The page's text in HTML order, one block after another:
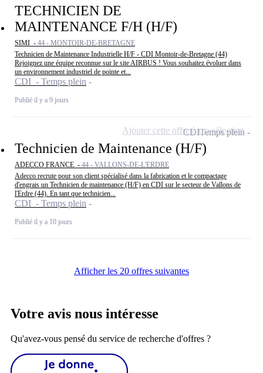
TECHNICIEN DE
MAINTENANCE F/H (H/F)
SIMI - 44 - MONTOIR-DE-BRETAGNE
Technicien de Maintenance Industrielle H/F - CDI Montoir-de-Bretagne (44)
Rejoignez une équipe reconnue sur le site AIRBUS ! Vous souhaitez évoluer dans
un environnement industriel de pointe et...
CDI - Temps plein
Publié il y a 9 jours
Technicien de Maintenance (H/F)
ADECCO FRANCE - 44 - VALLONS-DE-L'ERDRE
Adecco recrute pour son client spécialisé dans la fabrication et le compactage
d'engrais un Technicien de maintenance (H/F) en CDI sur le secteur de Vallons de
l'Erdre (44). En tant que technicien...
CDI - Temps plein
Publié il y a 10 jours
CDITemps plein
Ajouter cette offre à ma sélection
Afficher les 20 offres suivantes
Votre avis nous intéresse
Qu'avez-vous pensé du service de recherche d'offres ?